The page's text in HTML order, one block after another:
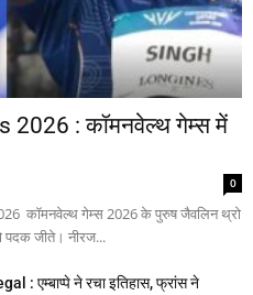
2026 : कॉमनवेल्थ गेम्स में
0
कॉमनवेल्थ गेम्स 2026 के पुरुष जैवलिन थ्रो
पदक जीते। नीरज...
: एम्बाप्पे ने रचा इतिहास, फ्रांस ने